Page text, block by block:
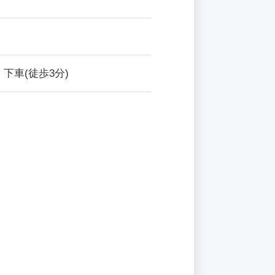
車(徒歩3分)